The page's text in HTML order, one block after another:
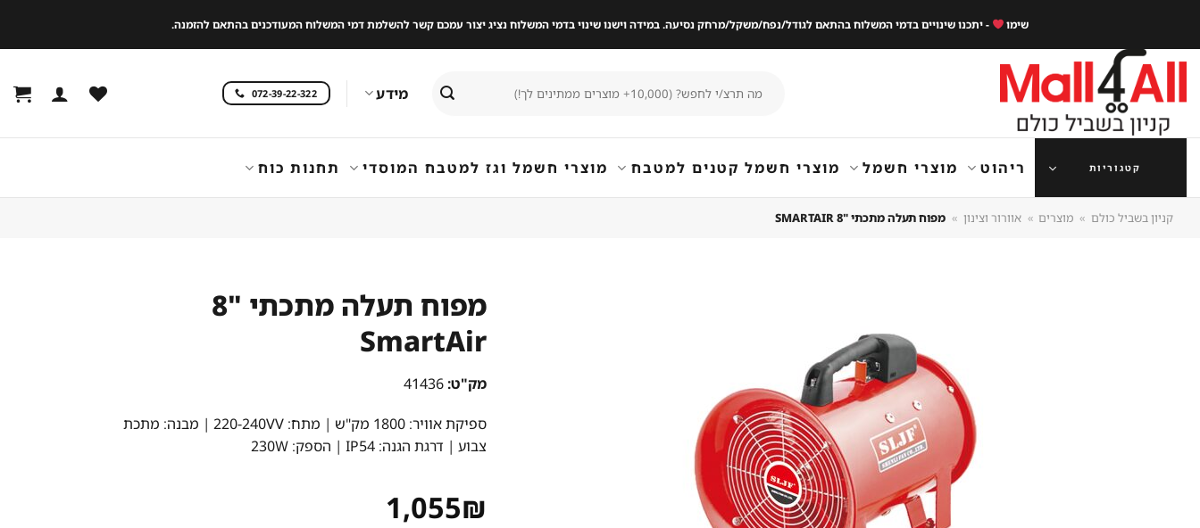
content
שימו - יתכנו שינויים בדמי המשלוח בהתאם לגודל/נפח/משקל/מרחק נסיעה. במידה וישנו שינוי בדמי המשלוח נציג יצור עמכם קשר להשלמת דמי המשלוח המעודכנים בהתאם להזמנה.
עבור:
מידע 072-39-22-322
קטגוריות ריהוט מוצרי חשמל מוצרי חשמל קטנים למטבח מוצרי חשמל וגז למטבח המוסדי תחנות כוח
קניון בשביל כולם » מוצרים » אוורור וצינון » מפוח תעלה מתכתי "8 SMARTAIR
מפוח תעלה מתכתי "8
SmartAir
מק"ט:
ספיקת אוויר: 1800 מק"ש | מתח: 220-240VV | מבנה: מתכת
צבוע | דרגת הגנה: IP54 | הספק: 230W
1,055₪